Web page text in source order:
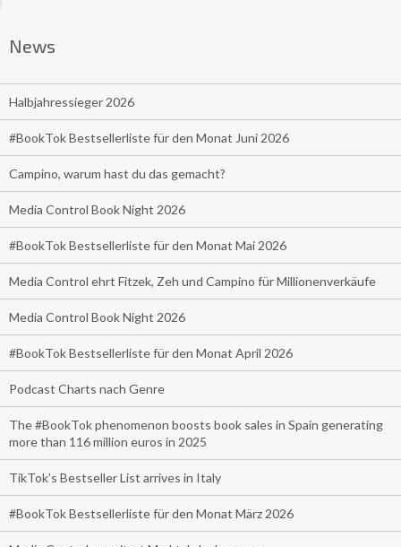
News
Halbjahressieger 2026
#BookTok Bestsellerliste für den Monat Juni 2026
Campino, warum hast du das gemacht?
Media Control Book Night 2026
#BookTok Bestsellerliste für den Monat Mai 2026
Media Control ehrt Fitzek, Zeh und Campino für Millionenverkäufe
Media Control Book Night 2026
#BookTok Bestsellerliste für den Monat April 2026
Podcast Charts nach Genre
The #BookTok phenomenon boosts book sales in Spain generating
more than 116 million euros in 2025
TikTok’s Bestseller List arrives in Italy
#BookTok Bestsellerliste für den Monat März 2026